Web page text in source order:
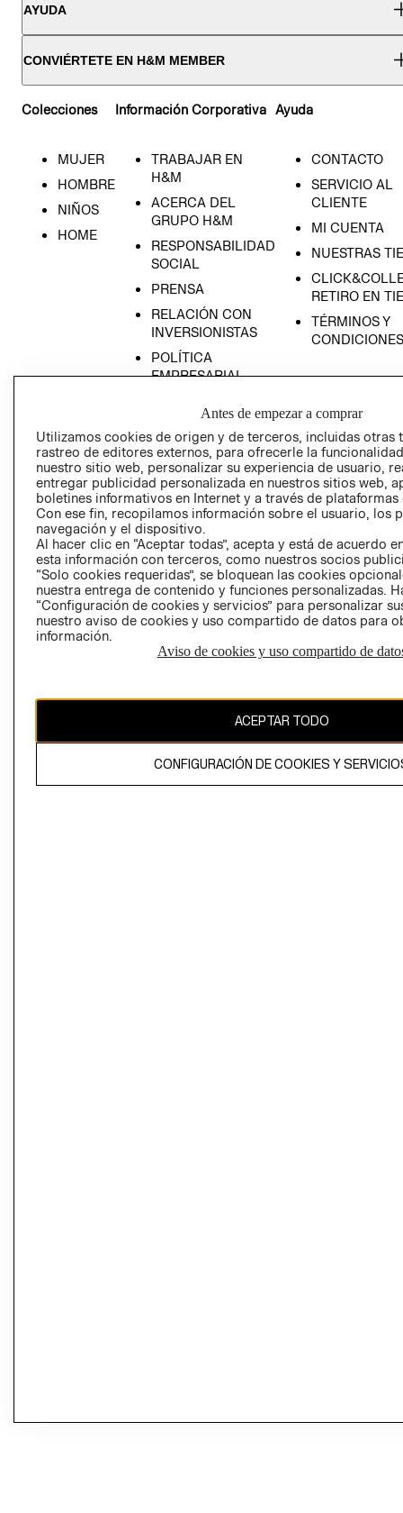
AYUDA
CONVIÉRTETE EN H&M MEMBER
Colecciones
MUJER
HOMBRE
NIÑOS
HOME
Información Corporativa
TRABAJAR EN
H&M
ACERCA DEL
GRUPO H&M
RESPONSABILIDAD
SOCIAL
PRENSA
RELACIÓN CON
INVERSIONISTAS
POLÍTICA
EMPRESARIAL
Ayuda
CONTACTO
SERVICIO AL
CLIENTE
MI CUENTA
NUESTRAS
RETIRO EN
TÉRMINOS Y
CONDICIONES
AVISO DE
PRIVACIDAD
GIFT CARD
El contenido de esta página web está protegido por copyright y es
Antes de empezar a comprar
Utilizamos cookies de origen y de terceros, incluidas otras
rastreo de editores externos, para ofrecerle la
nuestro sitio web, personalizar su experiencia de usuario,
entregar publicidad personalizada en nuestros sitios web,
boletines informativos en Internet y a través de plataformas
Con ese fin, recopilamos información sobre el usuario, los
navegación y el dispositivo.
Al hacer clic en “Aceptar todas”, acepta y está de acuerdo
esta información con terceros, como nuestros socios
“Solo cookies requeridas”, se bloquean las cookies
nuestra entrega de contenido y funciones personalizadas.
“Configuración de cookies y servicios” para personalizar
nuestro aviso de cookies y uso compartido de datos para
información.
Aviso de cookies y uso compartido de
ACEPTAR TODO
CONFIGURACIÓN DE COOKIES Y